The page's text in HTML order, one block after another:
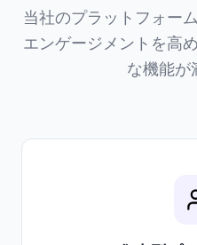
当社のプラットフォー
エンゲージメントを高
な機能が